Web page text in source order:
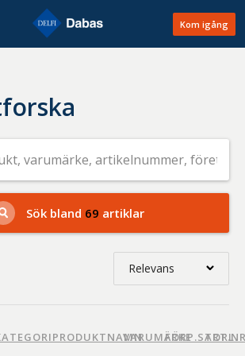
Kom igång
Sök
efter
livsmedel
på
t.ex.
produkt,
varumärke,
artikelnummer,
Sök bland 69 artiklar
Relevans
Nyaste
PRODUKTNAMNVARUMÄRKEFÖRP.STORL.